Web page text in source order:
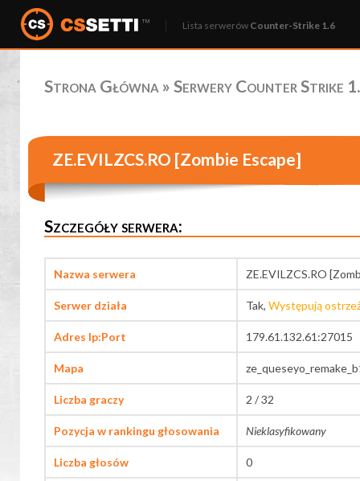
Lista serwerów Counter-Strike 1.6
Strona Główna » Serwery Counter Strike
ZE.EVILZCS.RO [Zombie Escape]
Szczegóły serwera:
Nazwa serwera ZE.EVILZCS.RO
Serwer działa Tak, Występują
Adres Ip:Port 179.61.132.61:27015
Mapa
Liczba graczy 2 / 32
Pozycja w rankingu głosowania Nieklasyfikowany
Liczba głosów 0